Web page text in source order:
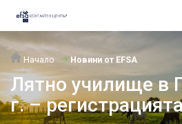
Начало Новини от EFSA
Лятно училище в
г. –